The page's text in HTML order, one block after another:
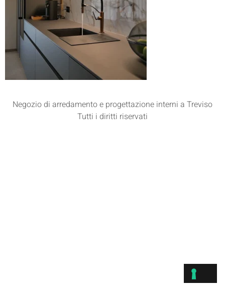
Negozio di arredamento e progettazione interni a Treviso
Tutti i diritti riservati